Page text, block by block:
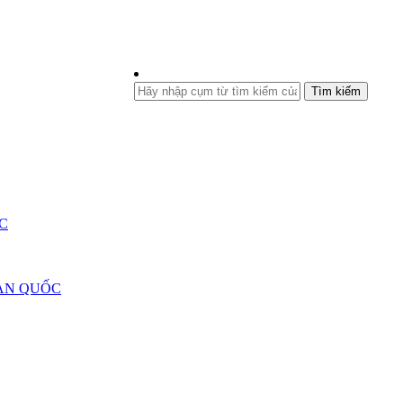
Tìm kiếm
QUỐC